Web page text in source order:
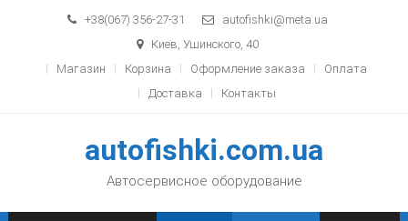
Skip to content+38(067) 356-27-31
autofishki@meta.ua
Киев, Ушинского, 40
Магазин
Корзина Оформление заказа
Оплата
Доставка
Контакты
autofishki.com.ua
Автосервисное оборудование